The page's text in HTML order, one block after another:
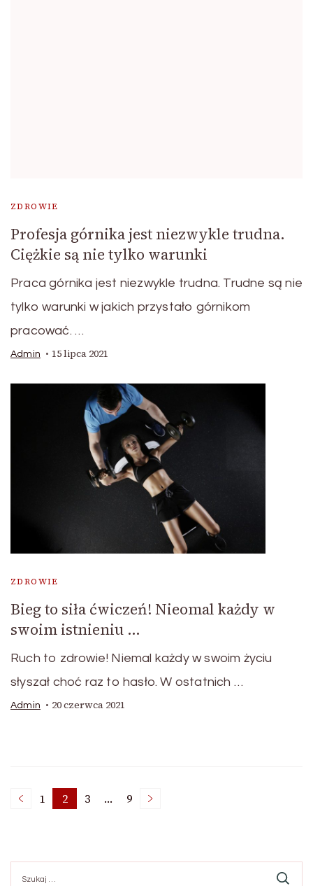
ZDROWIE
Profesja górnika jest niezwykle trudna.
Ciężkie są nie tylko warunki
Praca górnika jest niezwykle trudna. Trudne są nie
tylko warunki w jakich przystało górnikom
pracować. …
Admin 15 lipca 2021
ZDROWIE
Bieg to siła ćwiczeń! Nieomal każdy w
swoim istnieniu …
Ruch to zdrowie! Niemal każdy w swoim życiu
słyszał choć raz to hasło. W ostatnich …
Admin 20 czerwca 2021
Stronicowanie
wpisów
Strona
1 Strona
2 Strona
3 … Strona
9